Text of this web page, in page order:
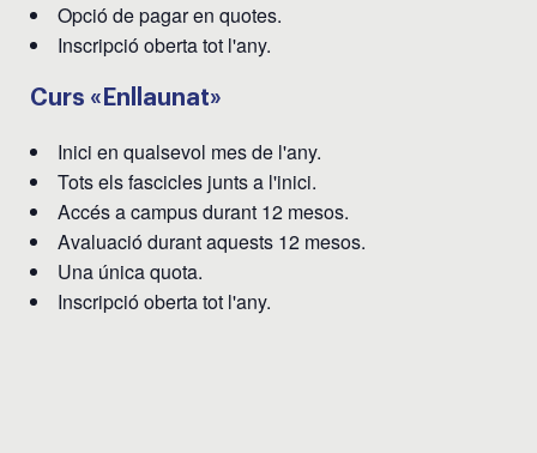
Opció de pagar en quotes.
Inscripció oberta tot l'any.
Curs «Enllaunat»
Inici en qualsevol mes de l'any.
Tots els fascicles junts a l'inici.
Accés a campus durant 12 mesos.
Avaluació durant aquests 12 mesos.
Una única quota.
Inscripció oberta tot l'any.